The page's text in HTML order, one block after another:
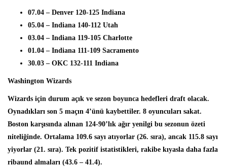
07.04 – Denver 120-125 Indiana
05.04 – Indiana 140-112 Utah
03.04 – Indiana 119-105 Charlotte
01.04 – Indiana 111-109 Sacramento
30.03 – OKC 132-111 Indiana
Washington Wizards
Wizards için durum açık ve sezon boyunca hedefleri draft olacak.
Oynadıkları son 5 maçın 4’ünü kaybettiler. 8 oyuncuları sakat.
Boston karşısında alınan 124-90’lık ağır yenilgi bu sezonun özeti
niteliğinde. Ortalama 109.6 sayı atıyorlar (26. sıra), ancak 115.8 sayı
yiyorlar (21. sıra). Tek pozitif istatistikleri, rakibe kıyasla daha fazla
ribaund almaları (43.6 – 41.4).